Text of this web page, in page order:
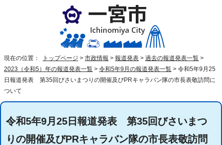
現在の位置： トップページ > 市政情報 > 報道発表 > 過去の報道発表一覧 >
2023（令和5）年の報道発表一覧 > 令和5年9月の報道発表一覧 > 令和5年9月25
日報道発表 第35回びさいまつりの開催及びPRキャラバン隊の市長表敬訪問に
ついて
令和5年9月25日報道発表 第35回びさいまつ
りの開催及びPRキャラバン隊の市長表敬訪問